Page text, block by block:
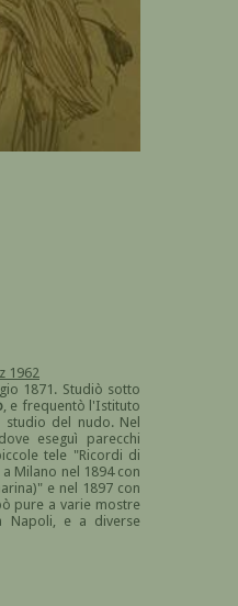
1962
1871. Studiò sotto
, e frequentò l'Istituto
del nudo. Nel
eseguì parecchi
tele "Ricordi di
Milano nel 1894 con
e nel 1897 con
pure a varie mostre
Napoli, e a diverse